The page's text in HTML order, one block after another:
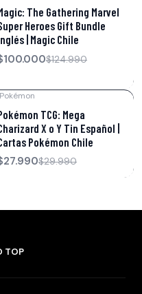
The Gathering Marvel
Heroes Gift Bundle
| Magic Chile
$124.990
Pokémon
TCG: Mega
X o Y Tin Español |
Pokémon Chile
$29.990
TOP